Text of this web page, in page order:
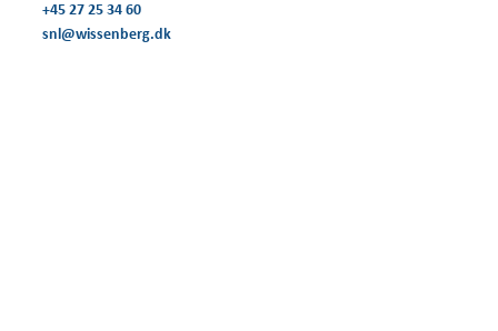
+45 27 25 34 60
snl@wissenberg.dk